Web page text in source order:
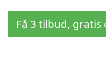
Få 3 tilbud,